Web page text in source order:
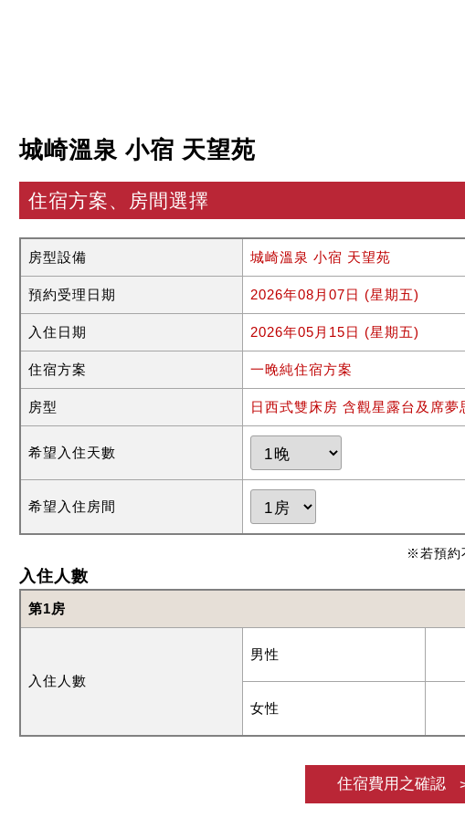
城崎溫泉 小宿 天望苑
住宿方案、房間選擇
房型設備 城崎溫泉 小宿 天望苑
預約受理日期 2026年08月07日 (星期五)
入住日期 2026年05月15日 (星期五)
住宿方案 一晚純住宿方案
房型 日西式雙床房 含觀星露台及席夢
希望入住天數
希望入住房間
※若預約
入住人數
第1房
入住人數
男性
女性
住宿費用之確認